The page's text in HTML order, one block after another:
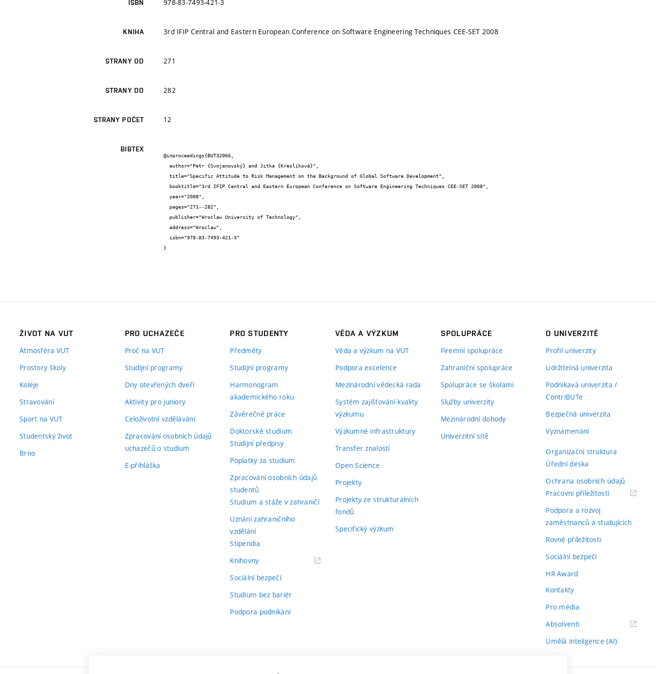
ISBN 978-83-7493-421-3
KNIHA 3rd IFIP Central and Eastern European Conference on Software Engineering Techniques CEE-SET 2008
STRANY OD 271
STRANY DO 282
STRANY POČET 12
BIBTEX
@inproceedings{BUT32066,
}
ŽIVOT NA VUT
Atmosféra VUT
Prostory školy
Koleje
Stravování
Sport na VUT
Studentský život
Brno
PRO UCHAZEČE
Proč na VUT
Studijní programy
Dny otevřených dveří
Aktivity pro juniory
Celoživotní vzdělávání
Zpracování osobních údajů
uchazečů o studium
E-přihláška
PRO STUDENTY
Předměty
Studijní programy
Harmonogram
akademického roku
Závěrečné práce
Doktorské studium
Studijní předpisy
Poplatky za studium
Zpracování osobních údajů
studentů
Studium a stáže v zahraničí
Uznání zahraničního
vzdělání
Stipendia
Knihovny(externí
Sociální bezpečí
Studium bez bariér
Podpora podnikání
VĚDA A VÝZKUM
Věda a výzkum na VUT
Podpora excelence
Mezinárodní vědecká rada
Systém zajišťování kvality
výzkumu
Výzkumné infrastruktury
Transfer znalostí
Open Science
Projekty
Projekty ze strukturálních
fondů
Specifický výzkum
SPOLUPRÁCE
Firemní spolupráce
Zahraniční spolupráce
Spolupráce se školami
Služby univerzity
Mezinárodní dohody
Univerzitní sítě
O UNIVERZITĚ
Profil univerzity
Udržitelná univerzita
Podnikavá univerzita /
ContriBUTe
Bezpečná univerzita
Vyznamenání
Organizační struktura
Úřední deska
Ochrana osobních údajů
Pracovní příležitosti(externí
Podpora a rozvoj
zaměstnanců a studujících
Rovné příležitosti
Sociální bezpečí
HR Award
Kontakty
Pro média
Absolventi(externí
Umělá inteligence (AI)